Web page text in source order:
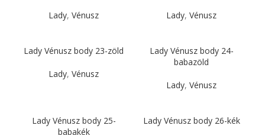
Lady, Vénusz Lady, Vénusz
Lady Vénusz body 23-zöld
Lady, Vénusz
Lady Vénusz body 24-
babazöld
Lady, Vénusz
Lady Vénusz body 25-
babakék
Lady Vénusz body 26-kék